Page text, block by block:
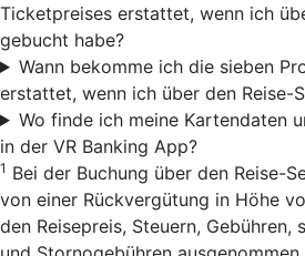
Ticketpreises erstattet, wenn ich
gebucht habe?
Wann bekomme ich die sieben
erstattet, wenn ich über den Reise-
Wo finde ich meine Kartendaten
in der VR Banking App?
1 Bei der Buchung über den Reise-
von einer Rückvergütung in Höhe
den Reisepreis, Steuern, Gebühren,